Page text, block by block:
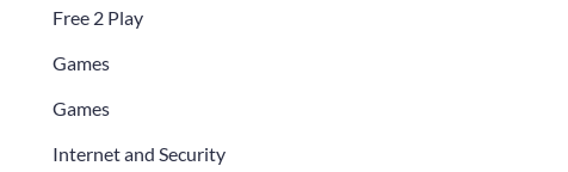
Free 2 Play
Games
Games
Internet and Security